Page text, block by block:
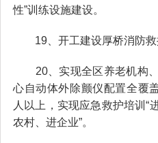
性”训练设施建设。
19、开工建设厚桥消防救
20、实现全区养老机构、
心自动体外除颤仪配置全覆
人以上，实现应急救护培训“
农村、进企业”。